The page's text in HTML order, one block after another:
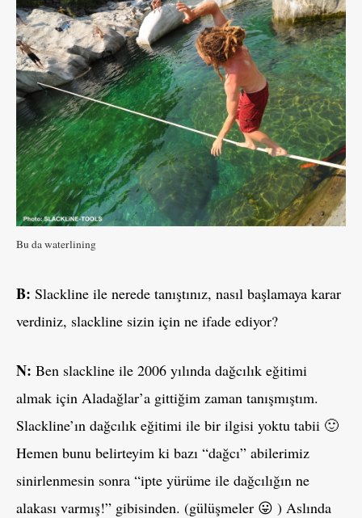
Bu da waterlining
B: Slackline ile nerede tanıştınız, nasıl başlamaya karar
verdiniz, slackline sizin için ne ifade ediyor?
N: Ben slackline ile 2006 yılında dağcılık eğitimi
almak için Aladağlar’a gittiğim zaman tanışmıştım.
Slackline’ın dağcılık eğitimi ile bir ilgisi yoktu tabii 🙂
Hemen bunu belirteyim ki bazı “dağcı” abilerimiz
sinirlenmesin sonra “ipte yürüme ile dağcılığın ne
alakası varmış!” gibisinden. (gülüşmeler 😛 ) Aslında